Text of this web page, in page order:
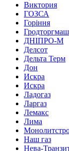
Виктория
ГОЗСА
Горіння
Гродторгмаш
ДНІПРО-М
Делсот
Дельта Терм
Дон
Искра
Искра
Ладогаз
Ларгаз
Лемакс
Лима
Наш газ
Нева-